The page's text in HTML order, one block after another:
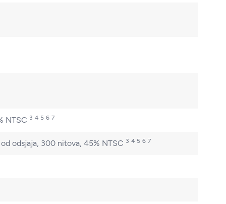
NTSC 3 4 5 6 7
odsjaja, 300 nitova, 45% NTSC 3 4 5 6 7